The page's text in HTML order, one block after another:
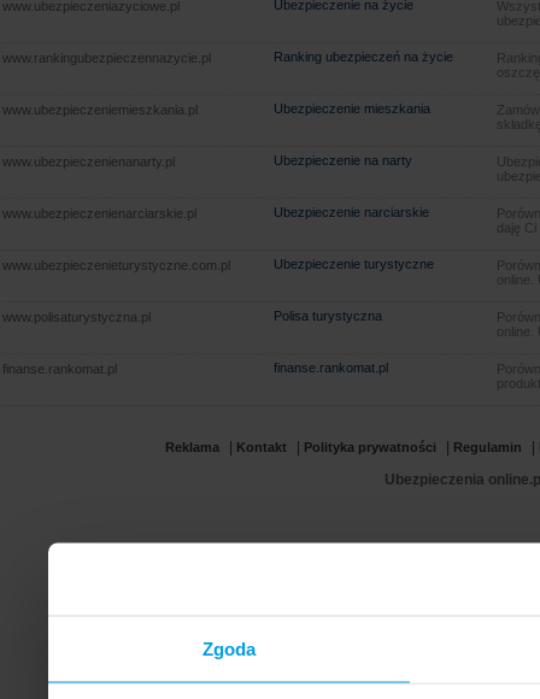
Zgoda
www.ubezpieczeniazyciowe.pl Ubezpieczenie na życie
www.rankingubezpieczennazycie.pl Ranking ubezpieczeń na życie
www.ubezpieczeniemieszkania.pl Ubezpieczenie mieszkania
www.ubezpieczenienanarty.pl Ubezpieczenie na narty
www.ubezpieczenienarciarskie.pl Ubezpieczenie narciarskie
daję
www.ubezpieczenieturystyczne.com.pl Ubezpieczenie turystyczne
www.polisaturystyczna.pl Polisa turystyczna
finanse.rankomat.pl finanse.rankomat.pl
Reklama Kontakt Polityka prywatności Regulamin
Ubezpieczenia